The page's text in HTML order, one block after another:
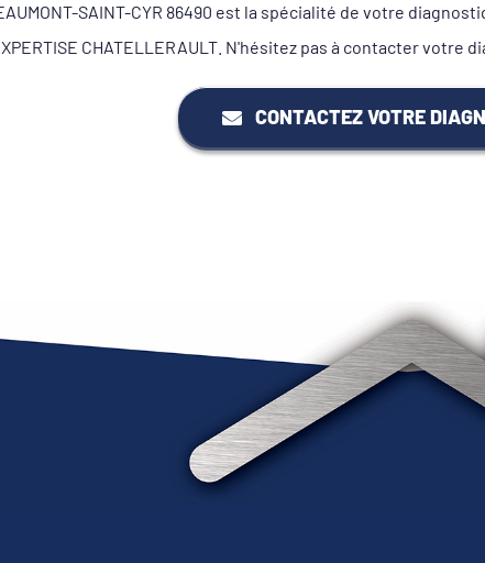
SAINT-CYR 86490 est la spécialité de votre
CHATELLERAULT. N'hésitez pas à contacter
CONTACTEZ VOTRE